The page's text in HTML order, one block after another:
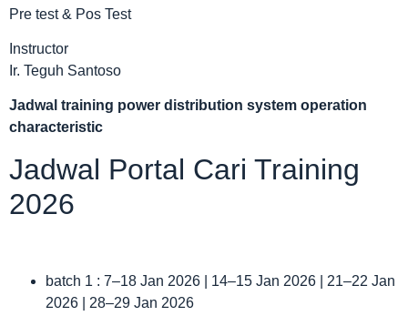
Pre test & Pos Test
Instructor
Ir. Teguh Santoso
Jadwal training power distribution system operation
characteristic
Jadwal Portal Cari Training
2026
batch 1 : 7–18 Jan 2026 | 14–15 Jan 2026 | 21–22 Jan
2026 | 28–29 Jan 2026